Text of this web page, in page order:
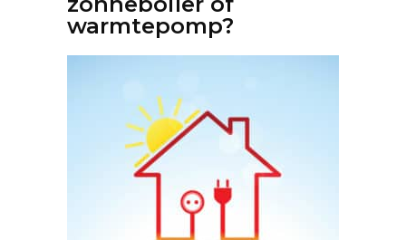
warmtepomp?